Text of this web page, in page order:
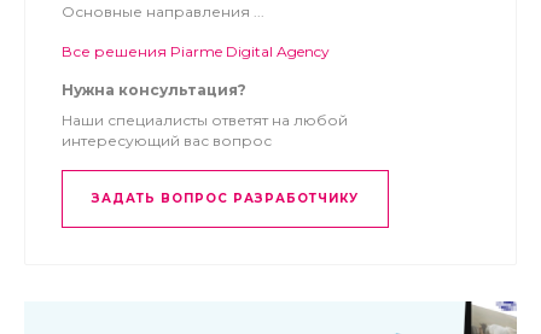
Основные направления ...
Все решения Piarme Digital Agency
Нужна консультация?
Наши специалисты ответят на любой
интересующий вас вопрос
ЗАДАТЬ ВОПРОС РАЗРАБОТЧИКУ